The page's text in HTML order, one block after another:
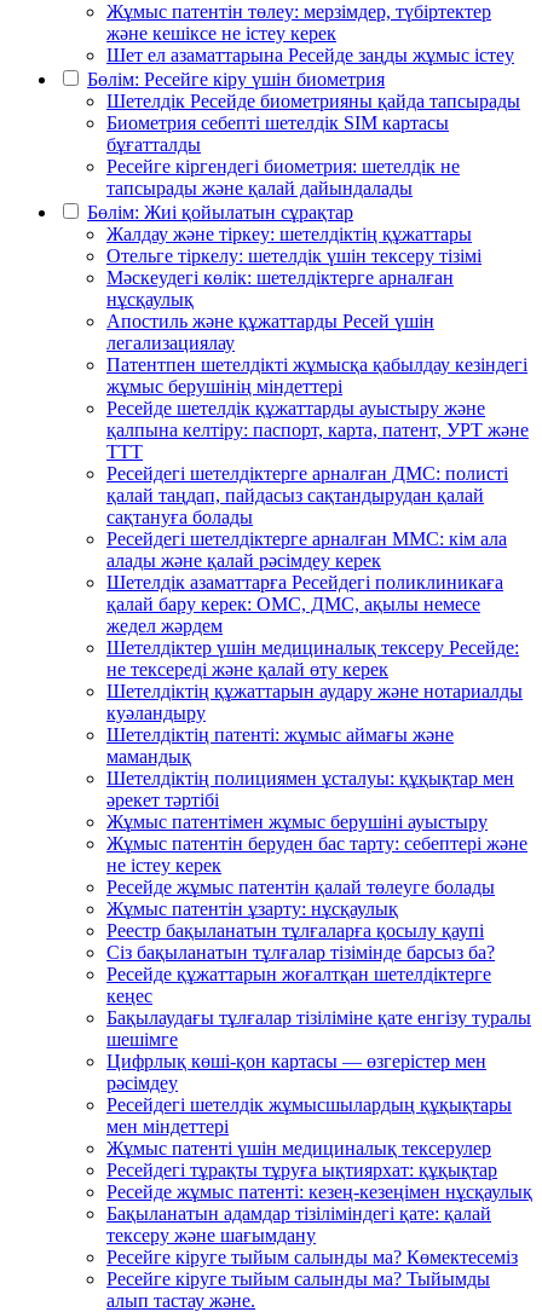
Жұмыс патентін төлеу: мерзімдер, түбіртектер
және кешіксе не істеу керек
Шет ел азаматтарына Ресейде заңды жұмыс істеу
Бөлім: Ресейге кіру үшін биометрия
Шетелдік Ресейде биометрияны қайда тапсырады
Биометрия себепті шетелдік SIM картасы
бұғатталды
Ресейге кіргендегі биометрия: шетелдік не
тапсырады және қалай дайындалады
Бөлім: Жиі қойылатын сұрақтар
Жалдау және тіркеу: шетелдіктің құжаттары
Отельге тіркелу: шетелдік үшін тексеру тізімі
Мәскеудегі көлік: шетелдіктерге арналған
нұсқаулық
Апостиль және құжаттарды Ресей үшін
легализациялау
Патентпен шетелдікті жұмысқа қабылдау кезіндегі
жұмыс берушінің міндеттері
Ресейде шетелдік құжаттарды ауыстыру және
қалпына келтіру: паспорт, карта, патент, УРТ және
ТТТ
Ресейдегі шетелдіктерге арналған ДМС: полисті
қалай таңдап, пайдасыз сақтандырудан қалай
сақтануға болады
Ресейдегі шетелдіктерге арналған ММС: кім ала
алады және қалай рәсімдеу керек
Шетелдік азаматтарға Ресейдегі поликлиникаға
қалай бару керек: ОМС, ДМС, ақылы немесе
жедел жәрдем
Шетелдіктер үшін медициналық тексеру Ресейде:
не тексереді және қалай өту керек
Шетелдіктің құжаттарын аудару және нотариалды
куәландыру
Шетелдіктің патенті: жұмыс аймағы және
мамандық
Шетелдіктің полициямен ұсталуы: құқықтар мен
әрекет тәртібі
Жұмыс патентімен жұмыс берушіні ауыстыру
Жұмыс патентін беруден бас тарту: себептері және
не істеу керек
Ресейде жұмыс патентін қалай төлеуге болады
Жұмыс патентін ұзарту: нұсқаулық
Реестр бақыланатын тұлғаларға қосылу қаупі
Сіз бақыланатын тұлғалар тізімінде барсыз ба?
Ресейде құжаттарын жоғалтқан шетелдіктерге
кеңес
Бақылаудағы тұлғалар тізіліміне қате енгізу туралы
шешімге
Цифрлық көші-қон картасы — өзгерістер мен
рәсімдеу
Ресейдегі шетелдік жұмысшылардың құқықтары
мен міндеттері
Жұмыс патенті үшін медициналық тексерулер
Ресейдегі тұрақты тұруға ықтиярхат: құқықтар
Ресейде жұмыс патенті: кезең-кезеңімен нұсқаулық
Бақыланатын адамдар тізіліміндегі қате: қалай
тексеру және шағымдану
Ресейге кіруге тыйым салынды ма? Көмектесеміз
Ресейге кіруге тыйым салынды ма? Тыйымды
алып тастау және.